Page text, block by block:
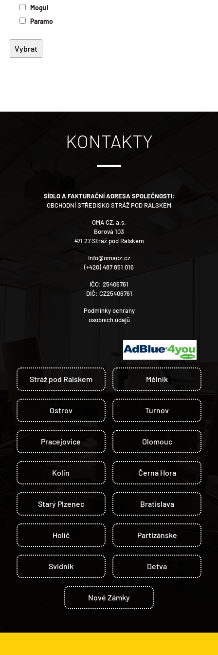
Mogul
Paramo
KONTAKTY
SÍDLO A FAKTURAČNÍ ADRESA SPOLEČNOSTI:
OBCHODNÍ STŘEDISKO STRÁŽ POD RALSKEM
OMA CZ, a.s.
Borová 103
471 27 Stráž pod Ralskem
info@omacz.cz
(+420) 487 851 016
IČO: 25406761
DIČ: CZ25406761
Podmínky ochrany
osobních údajů
Stráž pod Ralskem Mělník
Ostrov Turnov
Pracejovice Olomouc
Kolín Černá Hora
Starý Plzenec Bratislava
Holíč Partizánske
Svidník Detva
Nové Zámky